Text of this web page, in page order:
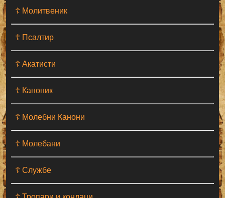
☦ Молитвеник
☦ Псалтир
☦ Акатисти
☦ Каноник
☦ Молебни Канони
☦ Молебани
☦ Службе